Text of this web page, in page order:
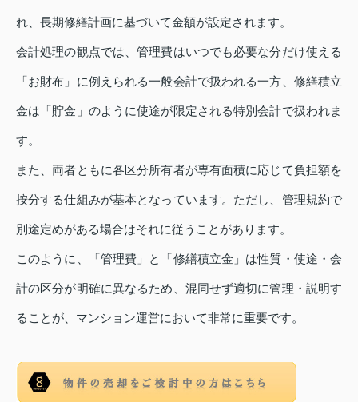
れ、長期修繕計画に基づいて金額が設定されます。
会計処理の観点では、管理費はいつでも必要な分だけ使える
「お財布」に例えられる一般会計で扱われる一方、修繕積立
金は「貯金」のように使途が限定される特別会計で扱われま
す。
また、両者ともに各区分所有者が専有面積に応じて負担額を
按分する仕組みが基本となっています。ただし、管理規約で
別途定めがある場合はそれに従うことがあります。
このように、「管理費」と「修繕積立金」は性質・使途・会
計の区分が明確に異なるため、混同せず適切に管理・説明す
ることが、マンション運営において非常に重要です。